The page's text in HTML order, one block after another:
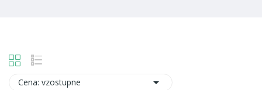
Cena: vzostupne 